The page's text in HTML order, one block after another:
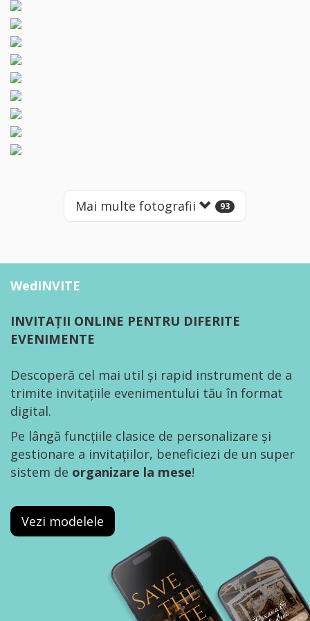
Mai multe fotografii 93
WedINVITE
INVITAȚII ONLINE PENTRU DIFERITE
EVENIMENTE
Descoperă cel mai util și rapid instrument de a
trimite invitațiile evenimentului tău în format
digital.
Pe lângă funcțiile clasice de personalizare și
gestionare a invitațiilor, beneficiezi de un super
sistem de organizare la mese!
Vezi modelele